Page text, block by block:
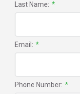
Last Name: *
Email: *
Phone Number: *